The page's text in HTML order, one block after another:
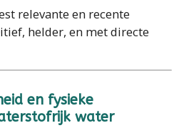
relevante en recente
helder, en met directe
en fysieke
water